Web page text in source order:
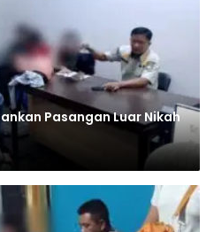
Pasangan Luar Nikah